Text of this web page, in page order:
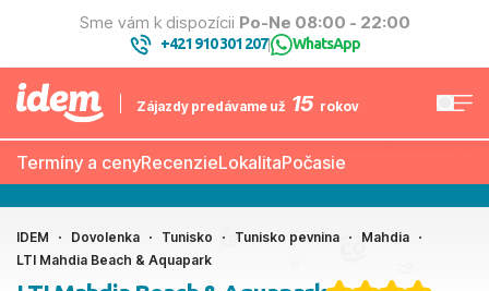
Sme vám k dispozícii Po-Ne 08:00 - 22:00
+421 910 301 207| WhatsApp
Zájazdy predávame už 15 rokov
Termíny a cenyRecenzieLokalitaPočasie
IDEM Dovolenka Tunisko Tunisko pevnina
Mahdia
LTI Mahdia Beach & Aquapark